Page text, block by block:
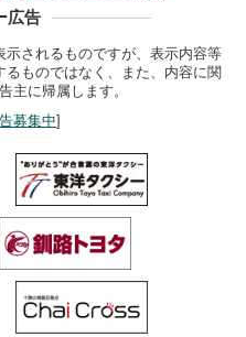
広告
されるものですが、表示内容等
ものではなく、また、内容に関
主に帰属します。
募集中]